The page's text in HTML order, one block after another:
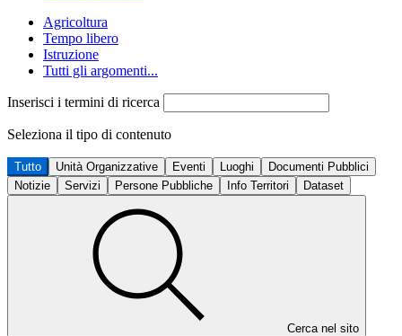
Agricoltura
Tempo libero
Istruzione
Tutti gli argomenti...
Inserisci i termini di ricerca
Seleziona il tipo di contenuto
Tutto Unità Organizzative Eventi Luoghi
Documenti Pubblici
Notizie
Servizi Persone Pubbliche Info Territori Dataset
Cerca nel sito